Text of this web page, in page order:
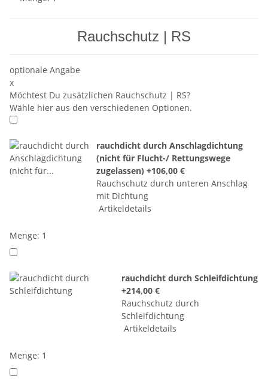
Rauchschutz | RS
optionale Angabe
x
Möchtest Du zusätzlichen Rauchschutz | RS?
Wähle hier aus den verschiedenen Optionen.
rauchdicht durch Anschlagdichtung
(nicht für Flucht-/ Rettungswege
zugelassen)+106,00 €
Rauchschutz durch unteren Anschlag
mit Dichtung
Artikeldetails
Menge: 1
rauchdicht durch Schleifdichtung
+214,00 €
Rauchschutz durch
Schleifdichtung
Artikeldetails
Menge: 1